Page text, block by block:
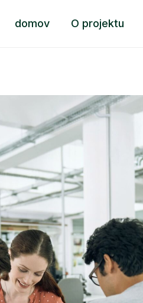
domov O projektu